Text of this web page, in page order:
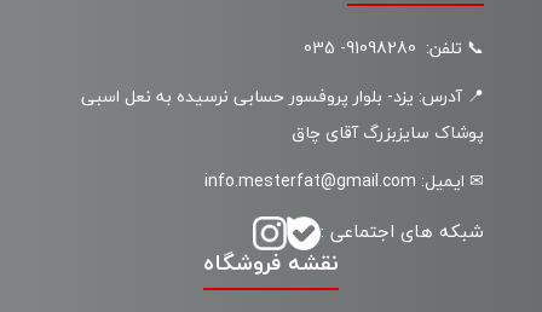
📞 تلفن: 91098280- 035
📍 آدرس: یزد- بلوار پروفسور حسابی نرسیده به نعل اسبی
پوشاک سایزبزرگ آقای چاق
✉ ایمیل: info.mesterfat@gmail.com
شبکه های اجتماعی :
نقشه فروشگاه